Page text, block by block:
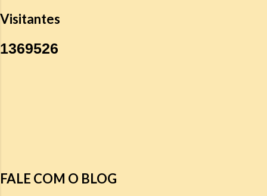
Visitantes
1369526
FALE COM O BLOG